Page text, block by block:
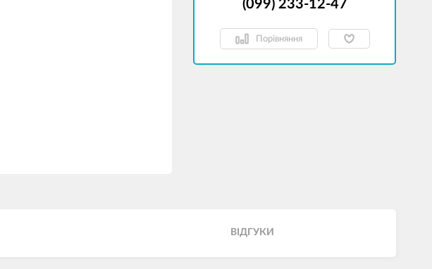
(099) 233-12-47
Порівняння
ВІДГУКИ